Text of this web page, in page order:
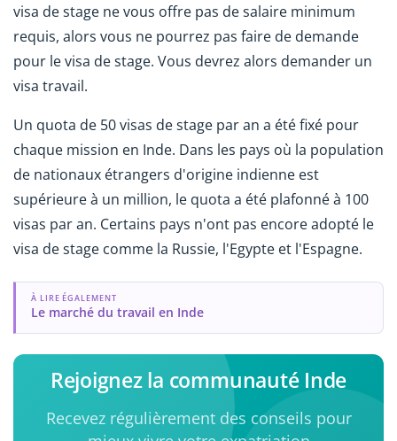
visa de stage ne vous offre pas de salaire minimum
requis, alors vous ne pourrez pas faire de demande
pour le visa de stage. Vous devrez alors demander un
visa travail.
Un quota de 50 visas de stage par an a été fixé pour
chaque mission en Inde. Dans les pays où la population
de nationaux étrangers d'origine indienne est
supérieure à un million, le quota a été plafonné à 100
visas par an. Certains pays n'ont pas encore adopté le
visa de stage comme la Russie, l'Egypte et l'Espagne.
À LIRE ÉGALEMENT
Le marché du travail en Inde
Rejoignez la communauté Inde
Recevez régulièrement des conseils pour